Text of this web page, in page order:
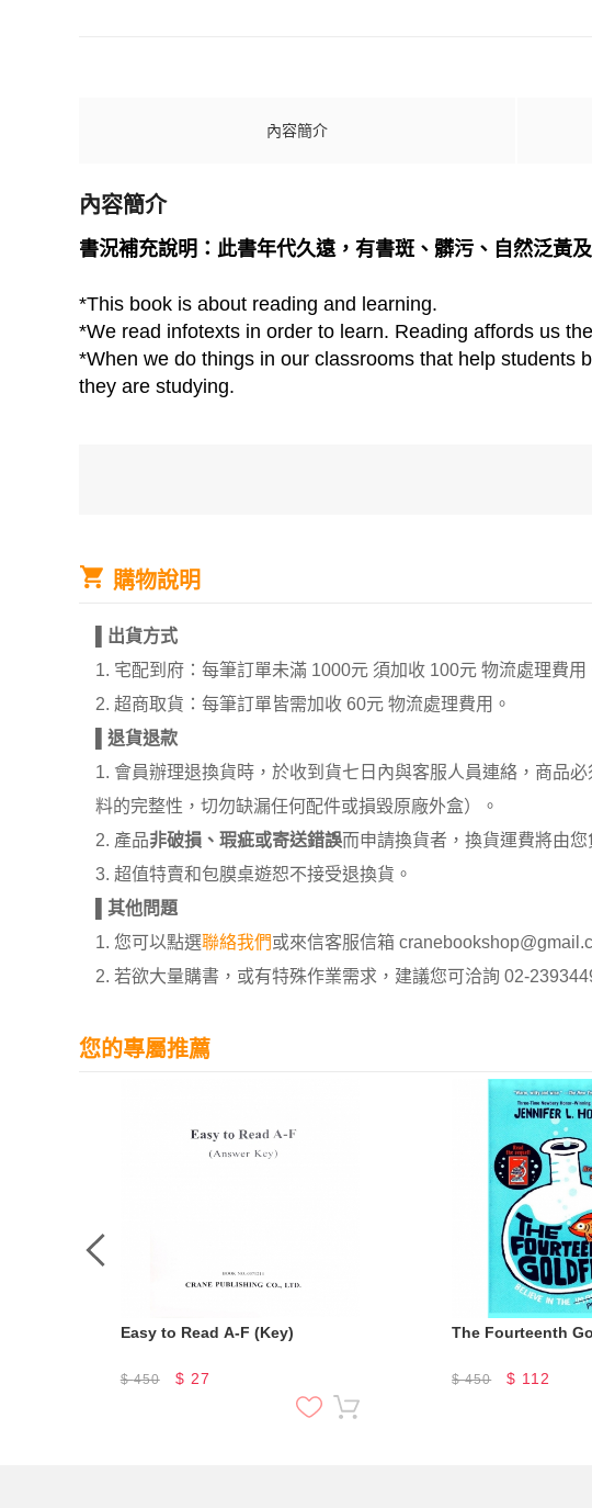
內容簡介
內容簡介
書況補充說明：此書年代久遠，有書斑、髒污、自然泛黃
*This book is about reading and learning.
*We read infotexts in order to learn. Reading affords us
*When we do things in our classrooms that help students
they are studying.
購物說明
出貨方式
1. 宅配到府：每筆訂單未滿 1000元 須加收 100元 物流處理費
2. 超商取貨：每筆訂單皆需加收 60元 物流處理費用。
退貨退款
1. 會員辦理退換貨時，於收到貨七日內與客服人員連絡，商品
料的完整性，切勿缺漏任何配件或損毀原廠外盒）。
2. 產品非破損、瑕疵或寄送錯誤而申請換貨者，換貨運費將由您
3. 超值特賣和包膜桌遊恕不接受退換貨。
其他問題
1. 您可以點選聯絡我們或來信客服信箱
2. 若欲大量購書，或有特殊作業需求，建議您可洽詢 02-
您的專屬推薦
Easy to Read A-F (Key)
$450 $ 27
The Fourteenth
$450 $ 112